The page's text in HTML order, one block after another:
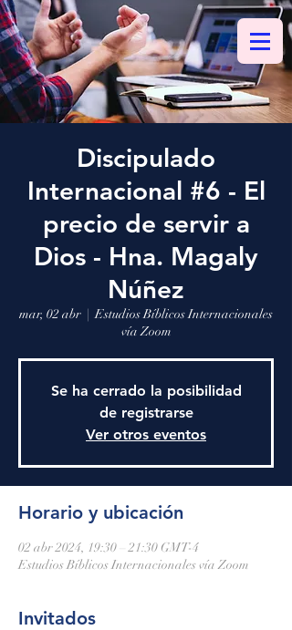
Discipulado
Internacional #6 - El
precio de servir a
Dios - Hna. Magaly
Núñez
mar, 02 abr
  |
Estudios Bíblicos Internacionales
vía Zoom
Se ha cerrado la posibilidad
de registrarse
Ver otros eventos
Horario y ubicación
02 abr 2024, 19:30 – 21:30 GMT-4
Estudios Bíblicos Internacionales vía Zoom
Invitados